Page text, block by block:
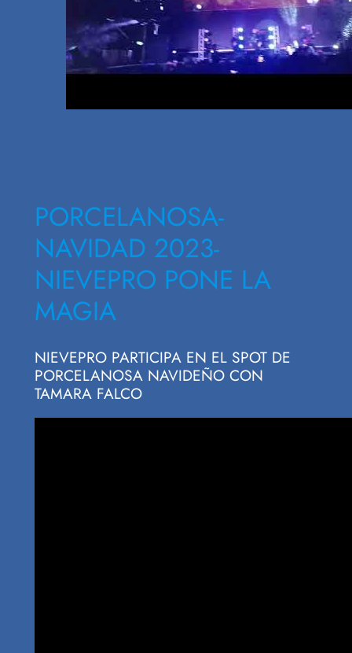
PORCELANOSA-
NAVIDAD 2023-
NIEVEPRO PONE LA
MAGIA
NIEVEPRO PARTICIPA EN EL SPOT DE
PORCELANOSA NAVIDEÑO CON
TAMARA FALCO